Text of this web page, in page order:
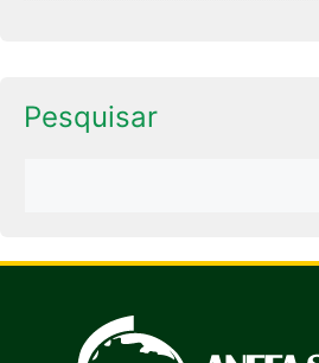
Pesquisar